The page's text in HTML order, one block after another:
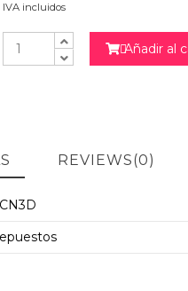
IVA incluidos

Añadir al
REVIEWS(0)